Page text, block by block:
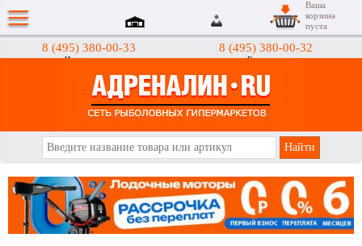
8 (495) 380-00-33
Интернет-магазин
8 (495) 380-00-32
Гипермаркеты
Ваша
корзина
пуста